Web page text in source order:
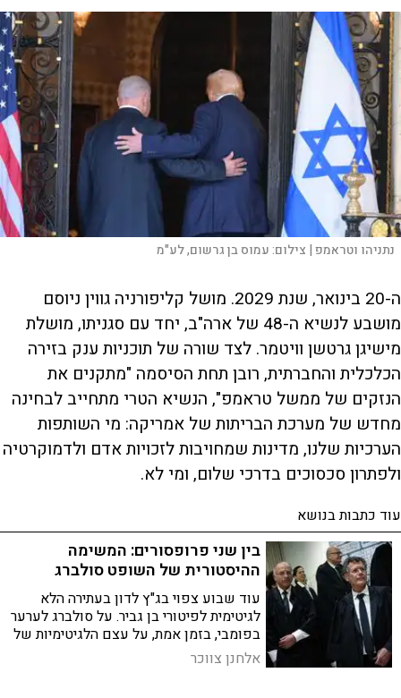
נתניהו וטראמפ | צילום:עמוס בן גרשום, לע"מ
ה-20 בינואר, שנת 2029. מושל קליפורניה גווין ניוסם
מושבע לנשיא ה-48 של ארה"ב, יחד עם סגניתו, מושלת
מישיגן גרטשן וויטמר. לצד שורה של תוכניות ענק בזירה
הכלכלית והחברתית, רובן תחת הסיסמה "מתקנים את
הנזקים של ממשל טראמפ", הנשיא הטרי מתחייב לבחינה
מחדש של מערכת הבריתות של אמריקה: מי השותפות
הערכיות שלנו, מדינות שמחויבות לזכויות אדם ולדמוקרטיה
ולפתרון סכסוכים בדרכי שלום, ומי לא.
עוד כתבות בנושא
בין שני פרופסורים: המשימה
ההיסטורית של השופט סולברג
עוד שבוע צפוי בג"ץ לדון בעתירה הלא
לגיטימית לפיטורי בן גביר. על סולברג לערער
בפומבי, בזמן אמת, על עצם הלגיטימיות של
הדיון
אלחנן צווכר